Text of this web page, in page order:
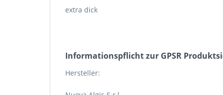
extra dick
Informations­pflicht zur GPSR
Hersteller: